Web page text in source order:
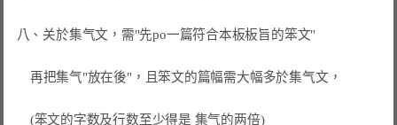
八、关於集气文，需"先po一篇符合本板板旨的笨文"